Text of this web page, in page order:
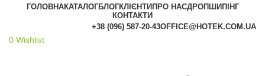
ГОЛОВНАКАТАЛОГБЛОГКЛІЄНТИ ПРО НАСДРОПШИПІНГ
КОНТАКТИ
+38 (096) 587-20-43OFFICE@HOTEK.COM.UA
0 Wishlist